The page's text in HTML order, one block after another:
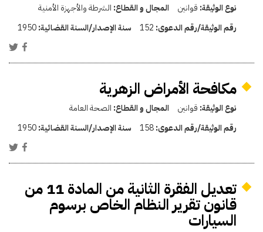
نوع الوثيقة: قوانين المجال و القطاع: الشرطة والأجهزة الأمنية
رقم الوثيقة/رقم الدعوى: 152 سنة الإصدار/السنة القضائية:1950
مكافحة الأمراض الزهرية
نوع الوثيقة: قوانين المجال و القطاع: الصحة العامة
رقم الوثيقة/رقم الدعوى:158 سنة الإصدار/السنة القضائية:1950
تعديل الفقرة الثانية من المادة 11 من
قانون تقرير النظام الخاص برسوم
السيارات